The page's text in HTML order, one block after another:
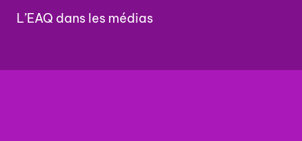
L’EAQ dans les médias